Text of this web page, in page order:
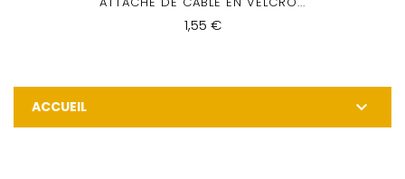
1,55 €
ACCUEIL 